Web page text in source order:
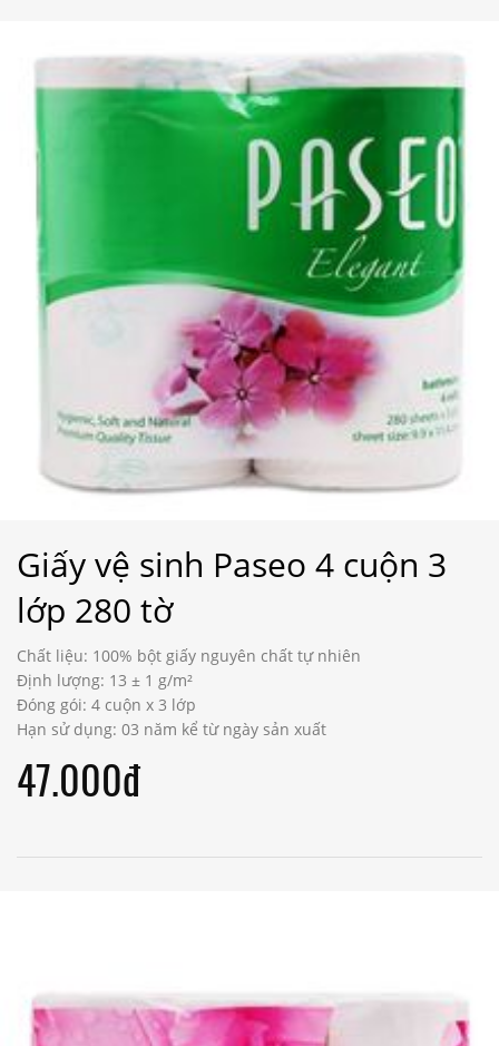
Giấy vệ sinh Paseo 4 cuộn 3
lớp 280 tờ
Chất liệu: 100% bột giấy nguyên chất tự nhiên
Định lượng: 13 ± 1 g/m²
Đóng gói: 4 cuộn x 3 lớp
Hạn sử dụng: 03 năm kể từ ngày sản xuất
47.000đ